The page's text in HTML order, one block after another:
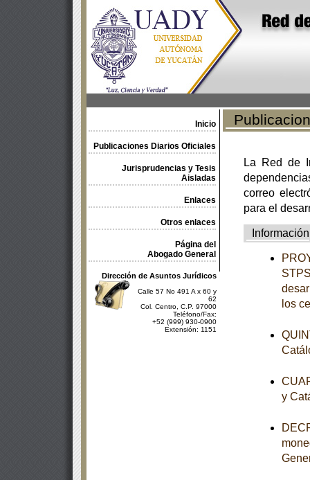
Inicio
Publicaciones Diarios Oficiales
Jurisprudencias y Tesis
Aisladas
Enlaces
Otros enlaces
Página del
Abogado General
Dirección de Asuntos Jurídicos
Calle 57 No 491 A x 60 y
62
Col. Centro, C.P. 97000
Teléfono/Fax:
+52 (999) 930-0900
Extensión: 1151
La Red de
correo
para el
Información
los
y